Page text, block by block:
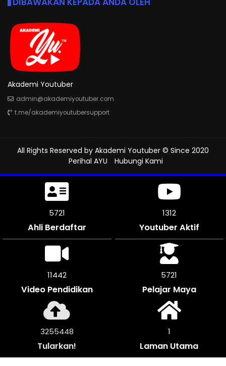
Akademi Youtuber
admin@akademiyoutuber.com
t.me/akademiyoutubersupport
All Rights Reserved by Akademi Youtuber © Since 2020
Perihal AYU
Hubungi Kami
6147
Ahli Berdaftar
1312
Youtuber Aktif
12294
Video Pendidikan
6144
Pelajar Maya
3497984
Tularkan!
1
Laman Utama